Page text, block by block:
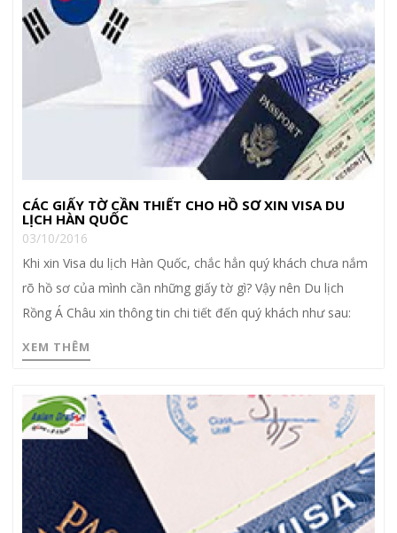
CÁC GIẤY TỜ CẦN THIẾT CHO HỒ SƠ XIN VISA DU
LỊCH HÀN QUỐC
03/10/2016
Khi xin Visa du lịch Hàn Quốc, chắc hẳn quý khách chưa nắm
rõ hồ sơ của mình cần những giấy tờ gì? Vậy nên Du lịch
Rồng Á Châu xin thông tin chi tiết đến quý khách như sau:
XEM THÊM